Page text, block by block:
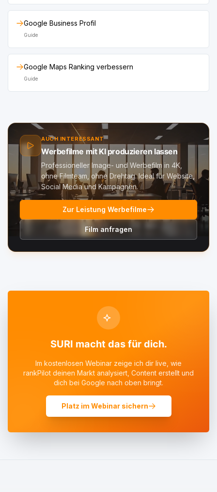
Google Business Profil
Guide
Google Maps Ranking verbessern
Guide
AUCH INTERESSANT
Werbefilme mit KI produzieren lassen
Professioneller Image- und Werbefilm in 4K,
ohne Filmteam, ohne Drehtag. Ideal für Website,
Social Media und Kampagnen.
Zur Leistung Werbefilme
Film anfragen
SURI macht das für dich.
Im kostenlosen Webinar zeige ich dir live, wie
rankPilot deinen Markt analysiert, Content erstellt und
dich bei Google nach oben bringt.
Platz im Webinar sichern